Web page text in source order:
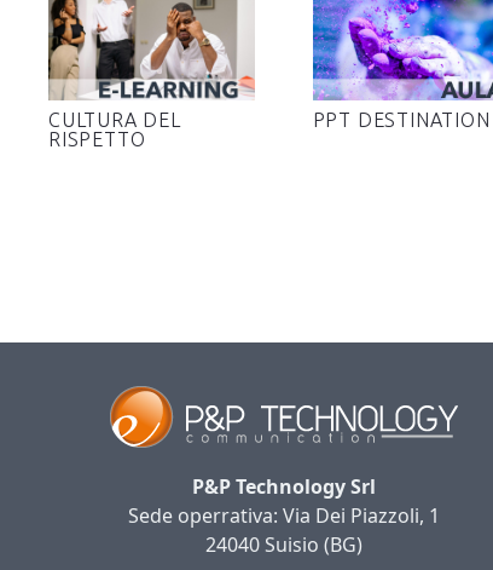
CULTURA DEL
RISPETTO
PPT DESTINATION
P&P Technology Srl
Sede operrativa: Via Dei Piazzoli, 1
24040 Suisio (BG)